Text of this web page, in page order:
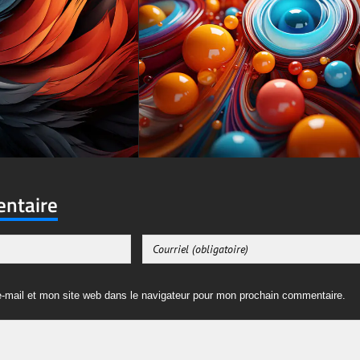
et mon site web dans le navigateur pour mon prochain commentaire.